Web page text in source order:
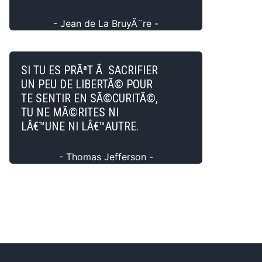
- Jean de La BruyÃ¨re -
SI TU ES PRÃªT Ã SACRIFIER
UN PEU DE LIBERTÃ© POUR
TE SENTIR EN SÃ©CURITÃ©,
TU NE MÃ©RITES NI
LÂ€™UNE NI LÂ€™AUTRE.
- Thomas Jefferson -